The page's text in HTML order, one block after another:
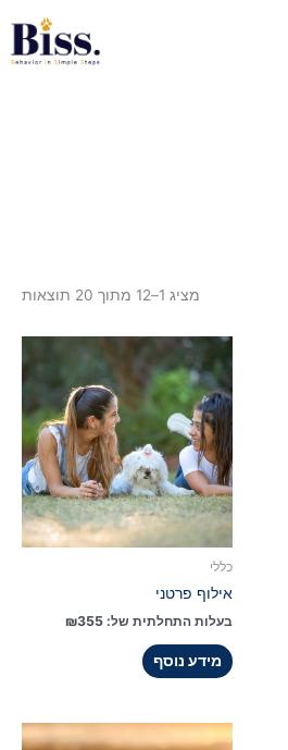
מציג 1–12 מתוך 20 תוצאות
כללי
אילוף פרטני
בעלות התחלתית של: ₪355
מידע נוסף